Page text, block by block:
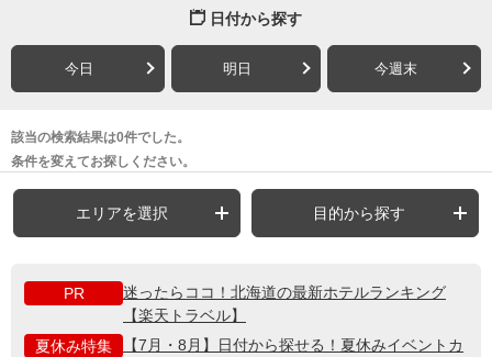
日付から探す
今日 明日 今週末
該当の検索結果は0件でした。
条件を変えてお探しください。
エリアを選択 目的から探す
PR
迷ったらココ！北海道の最新ホテルランキング
【楽天トラベル】
夏休み特集
【7月・8月】日付から探せる！夏休みイベントカ